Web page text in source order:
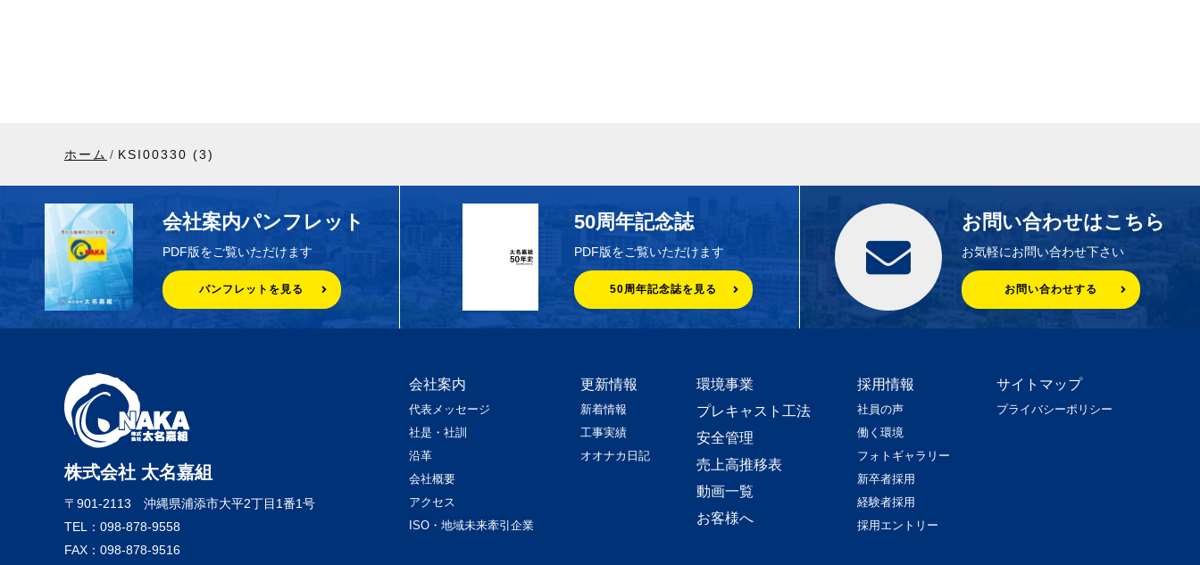
ホーム KSI00330 (3)
会社案内パンフレット
PDF版をご覧いただけます
パンフレットを見る
50周年記念誌
PDF版をご覧いただけます
50周年記念誌を見る
お問い合わせはこちら
お気軽にお問い合わせ下さい
お問い合わせする
株式会社 太名嘉組
〒901-2113 沖縄県浦添市大平2丁目1番1号
TEL：098-878-9558
FAX：098-878-9516
会社案内
代表メッセージ
社是・社訓
沿革
会社概要
アクセス
ISO・地域未来牽引企業
更新情報
新着情報
工事実績
オオナカ日記
環境事業
プレキャスト工法
安全管理
売上高推移表
動画一覧
お客様へ
採用情報
社員の声
働く環境
フォトギャラリー
新卒者採用
経験者採用
採用エントリー
サイトマップ
プライバシーポリシー